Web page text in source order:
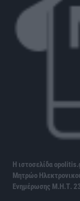
Η ιστοσελίδα
Μητρώο
Ενημέρωσης Μ.Η.Τ.